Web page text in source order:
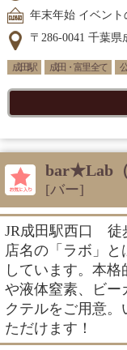
年末年始 イベン
〒286-0041 千葉
成田駅 成田・富里 全て
bar★Lab
[バー]
JR成田駅西口 徒
店名の「ラボ」
しています。本
や液体窒素、ビー
クテルをご用意
ただけます！